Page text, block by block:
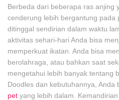
Berbeda dari beberapa ras anjing
cenderung lebih bergantung pada
ditinggal sendirian dalam waktu
aktivitas sehari-hari Anda bisa
memperkuat ikatan. Anda bisa
berolahraga, atau bahkan saat
mengetahui lebih banyak tentang
Doodles dan kebutuhannya, Anda
pet yang lebih dalam.